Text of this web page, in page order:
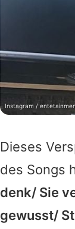
Dieses
des Songs
denk/ Sie
gewusst/
Instagram /